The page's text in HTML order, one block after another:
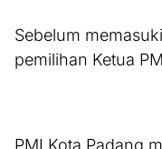
Sebelum
pemilihan Ketua
PMI Kota Padang